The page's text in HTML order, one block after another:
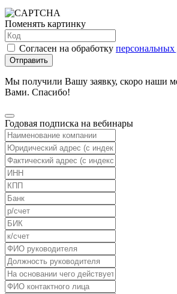
Поменять картинку
Согласен на обработку
Отправить
Мы получили Вашу заявку, скоро наши
Вами. Спасибо!
Годовая подписка на вебинары